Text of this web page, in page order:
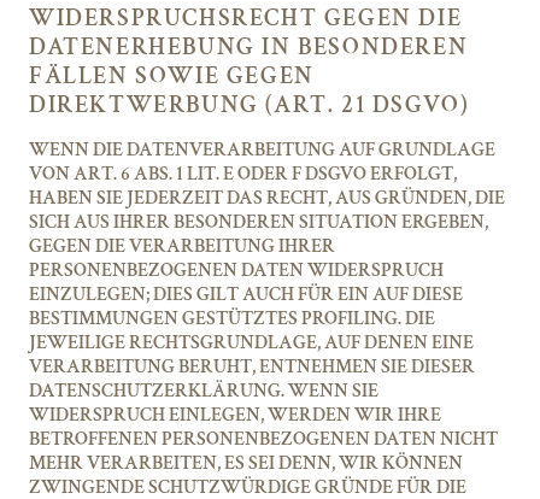
WIDERSPRUCHSRECHT GEGEN DIE
DATENERHEBUNG IN BESONDEREN
FÄLLEN SOWIE GEGEN
DIREKTWERBUNG (ART. 21 DSGVO)
WENN DIE DATENVERARBEITUNG AUF GRUNDLAGE
VON ART. 6 ABS. 1 LIT. E ODER F DSGVO ERFOLGT,
HABEN SIE JEDERZEIT DAS RECHT, AUS GRÜNDEN, DIE
SICH AUS IHRER BESONDEREN SITUATION ERGEBEN,
GEGEN DIE VERARBEITUNG IHRER
PERSONENBEZOGENEN DATEN WIDERSPRUCH
EINZULEGEN; DIES GILT AUCH FÜR EIN AUF DIESE
BESTIMMUNGEN GESTÜTZTES PROFILING. DIE
JEWEILIGE RECHTSGRUNDLAGE, AUF DENEN EINE
VERARBEITUNG BERUHT, ENTNEHMEN SIE DIESER
DATENSCHUTZERKLÄRUNG. WENN SIE
WIDERSPRUCH EINLEGEN, WERDEN WIR IHRE
BETROFFENEN PERSONENBEZOGENEN DATEN NICHT
MEHR VERARBEITEN, ES SEI DENN, WIR KÖNNEN
ZWINGENDE SCHUTZWÜRDIGE GRÜNDE FÜR DIE